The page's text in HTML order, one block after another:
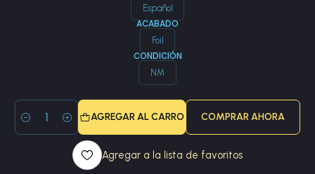
Español
ACABADO
Foil
CONDICIÓN
NM
Cantidad
AGREGAR AL CARRO COMPRAR AHORA
Agregar a la lista de favoritos